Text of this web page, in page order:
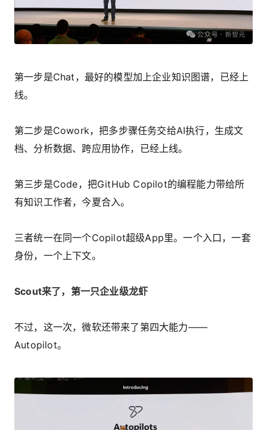
第一步是Chat，最好的模型加上企业知识图谱，已经上
线。
第二步是Cowork，把多步骤任务交给AI执行，生成文
档、分析数据、跨应用协作，已经上线。
第三步是Code，把GitHub Copilot的编程能力带给所
有知识工作者，今夏合入。
三者统一在同一个Copilot超级App里。一个入口，一套
身份，一个上下文。
Scout来了，第一只企业级龙虾
不过，这一次，微软还带来了第四大能力——
Autopilot。